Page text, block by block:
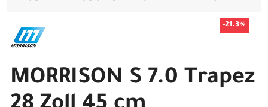
-21.3%
MORRISON S 7.0 Trapez